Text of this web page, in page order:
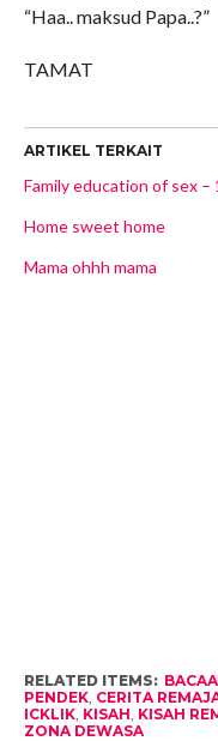
“Haa.. maksud Papa..?”
TAMAT
ARTIKEL TERKAIT
Family education of sex –
Home sweet home
Mama ohhh mama
RELATED ITEMS:
PENDEK, CERITA
ICKLIK, KISAH, KISAH
ZONA DEWASA